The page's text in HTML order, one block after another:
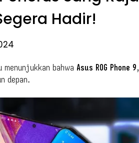
Hadir!
bahwa Asus ROG Phone 9,
depan.